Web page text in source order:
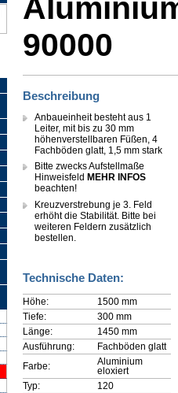
90000
Beschreibung
Anbaueinheit besteht aus 1
Leiter, mit bis zu 30 mm
höhenverstellbaren Füßen, 4
Fachböden glatt, 1,5 mm stark
Bitte zwecks Aufstellmaße
Hinweisfeld MEHR INFOS
beachten!
Kreuzverstrebung je 3. Feld
erhöht die Stabilität. Bitte bei
weiteren Feldern zusätzlich
bestellen.
Technische Daten:
Höhe:
1500 mm
Tiefe:
300 mm
Länge:
1450 mm
Ausführung:
Fachböden glatt
Farbe:
Aluminium
eloxiert
Typ:
120